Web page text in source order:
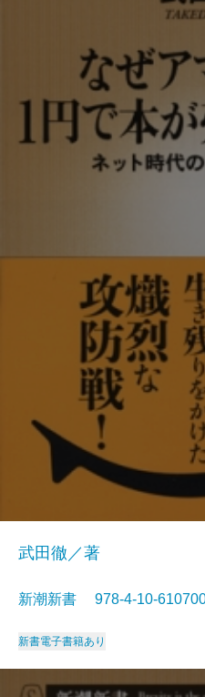
武田徹／著
新潮新書 978-4-10-
新書電子書籍あり